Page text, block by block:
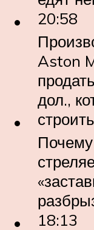
20:58
Aston
дол.,
18:13